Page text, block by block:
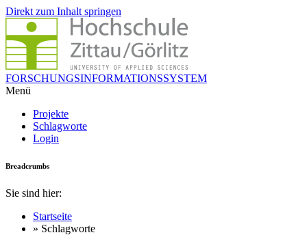
Direkt zum Inhalt springen
FORSCHUNGSINFORMATIONSSYSTEM
Menü
Projekte
Schlagworte
Login
Breadcrumbs
Sie sind hier:
Startseite
» Schlagworte